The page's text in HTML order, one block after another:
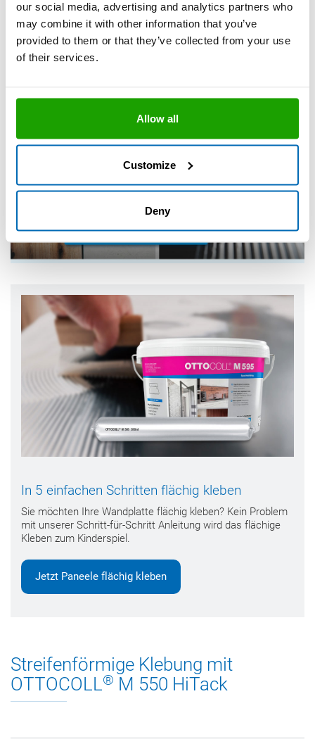
our social media, advertising and analytics partners who
may combine it with other information that you’ve
provided to them or that they’ve collected from your use
of their services.
Allow all
Customize
Deny
Datenschutzerklärungvon YouTube.
In 5 einfachen Schritten flächig kleben
Sie möchten Ihre Wandplatte flächig kleben? Kein Problem
mit unserer Schritt-für-Schritt Anleitung wird das flächige
Kleben zum Kinderspiel.
Jetzt Paneele flächig kleben
Streifenförmige Klebung mit
OTTOCOLL® M 550 HiTack